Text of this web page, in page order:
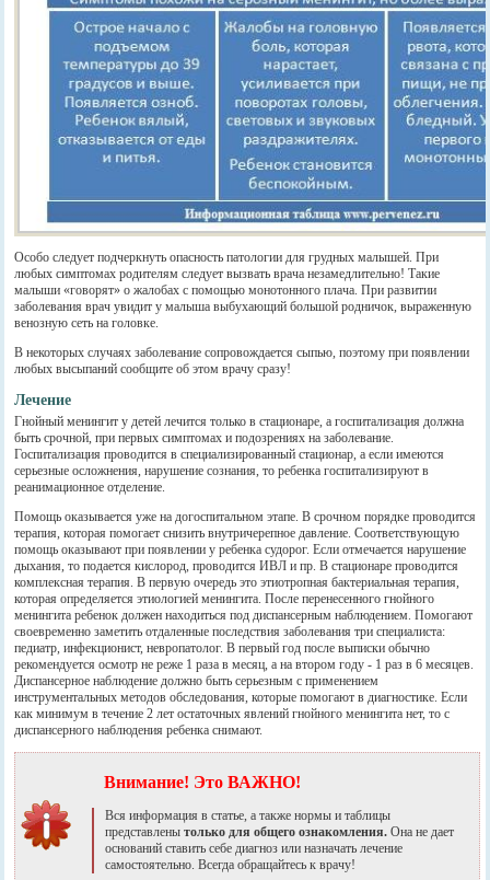
Особо следует подчеркнуть опасность патологии для грудных малышей. При
любых симптомах родителям следует вызвать врача незамедлительно! Такие
малыши «говорят» о жалобах с помощью монотонного плача. При развитии
заболевания врач увидит у малыша выбухающий большой родничок, выраженную
венозную сеть на головке.
В некоторых случаях заболевание сопровождается сыпью, поэтому при появлении
любых высыпаний сообщите об этом врачу сразу!
Лечение
Гнойный менингит у детей лечится только в стационаре, а госпитализация должна
быть срочной, при первых симптомах и подозрениях на заболевание.
Госпитализация проводится в специализированный стационар, а если имеются
серьезные осложнения, нарушение сознания, то ребенка госпитализируют в
реанимационное отделение.
Помощь оказывается уже на догоспитальном этапе. В срочном порядке проводится
терапия, которая помогает снизить внутричерепное давление. Соответствующую
помощь оказывают при появлении у ребенка судорог. Если отмечается нарушение
дыхания, то подается кислород, проводится ИВЛ и пр. В стационаре проводится
комплексная терапия. В первую очередь это этиотропная бактериальная терапия,
которая определяется этиологией менингита. После перенесенного гнойного
менингита ребенок должен находиться под диспансерным наблюдением. Помогают
своевременно заметить отдаленные последствия заболевания три специалиста:
педиатр, инфекционист, невропатолог. В первый год после выписки обычно
рекомендуется осмотр не реже 1 раза в месяц, а на втором году - 1 раз в 6 месяцев.
Диспансерное наблюдение должно быть серьезным с применением
инструментальных методов обследования, которые помогают в диагностике. Если
как минимум в течение 2 лет остаточных явлений гнойного менингита нет, то с
диспансерного наблюдения ребенка снимают.
Внимание! Это ВАЖНО!
Вся информация в статье, а также нормы и таблицы
представленытолько для общего ознакомления. Она не дает
оснований ставить себе диагноз или назначать лечение
самостоятельно. Всегда обращайтесь к врачу!